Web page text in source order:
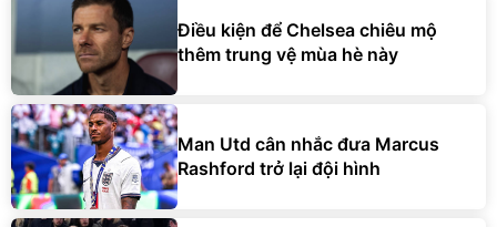
Điều kiện để Chelsea chiêu mộ
thêm trung vệ mùa hè này
Man Utd cân nhắc đưa Marcus
Rashford trở lại đội hình